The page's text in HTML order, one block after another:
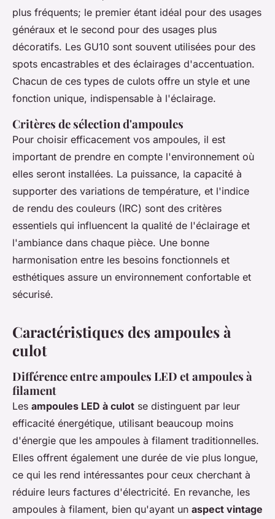
plus fréquents; le premier étant idéal pour des usages
généraux et le second pour des usages plus
décoratifs. Les GU10 sont souvent utilisées pour des
spots encastrables et des éclairages d'accentuation.
Chacun de ces types de culots offre un style et une
fonction unique, indispensable à l'éclairage.
Critères de sélection d'ampoules
Pour choisir efficacement vos ampoules, il est
important de prendre en compte l'environnement où
elles seront installées. La puissance, la capacité à
supporter des variations de température, et l'indice
de rendu des couleurs (IRC) sont des critères
essentiels qui influencent la qualité de l'éclairage et
l'ambiance dans chaque pièce. Une bonne
harmonisation entre les besoins fonctionnels et
esthétiques assure un environnement confortable et
sécurisé.
Caractéristiques des ampoules à
culot
Différence entre ampoules LED et ampoules à
filament
Les ampoules LED à culot se distinguent par leur
efficacité énergétique, utilisant beaucoup moins
d'énergie que les ampoules à filament traditionnelles.
Elles offrent également une durée de vie plus longue,
ce qui les rend intéressantes pour ceux cherchant à
réduire leurs factures d'électricité. En revanche, les
ampoules à filament, bien qu'ayant un aspect vintage